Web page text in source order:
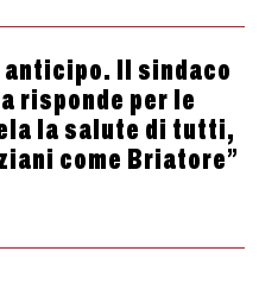
Il sindaco
risponde per le
la salute di tutti,
come Briatore”